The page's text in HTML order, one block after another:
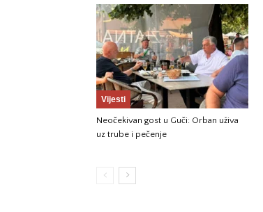
Vijesti
Neočekivan gost u Guči: Orban uživa
uz trube i pečenje